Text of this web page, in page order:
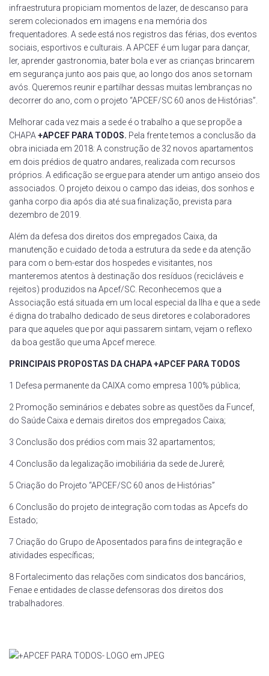
infraestrutura propiciam momentos de lazer, de descanso para
serem colecionados em imagens e na memória dos
frequentadores. A sede está nos registros das férias, dos eventos
sociais, esportivos e culturais. A APCEF é um lugar para dançar,
ler, aprender gastronomia, bater bola e ver as crianças brincarem
em segurança junto aos pais que, ao longo dos anos se tornam
avós. Queremos reunir e partilhar dessas muitas lembranças no
decorrer do ano, com o projeto “APCEF/SC 60 anos de Histórias”.
Melhorar cada vez mais a sede é o trabalho a que se propõe a
CHAPA +APCEF PARA TODOS. Pela frente temos a conclusão da
obra iniciada em 2018: A construção de 32 novos apartamentos
em dois prédios de quatro andares, realizada com recursos
próprios. A edificação se ergue para atender um antigo anseio dos
associados. O projeto deixou o campo das ideias, dos sonhos e
ganha corpo dia após dia até sua finalização, prevista para
dezembro de 2019.
Além da defesa dos direitos dos empregados Caixa, da
manutenção e cuidado de toda a estrutura da sede e da atenção
para com o bem-estar dos hospedes e visitantes, nos
manteremos atentos à destinação dos resíduos (recicláveis e
rejeitos) produzidos na Apcef/SC. Reconhecemos que a
Associação está situada em um local especial da Ilha e que a sede
é digna do trabalho dedicado de seus diretores e colaboradores
para que aqueles que por aqui passarem sintam, vejam o reflexo
da boa gestão que uma Apcef merece.
PRINCIPAIS PROPOSTAS DA CHAPA +APCEF PARA TODOS
1 Defesa permanente da CAIXA como empresa 100% pública;
2 Promoção seminários e debates sobre as questões da Funcef,
do Saúde Caixa e demais direitos dos empregados Caixa;
3 Conclusão dos prédios com mais 32 apartamentos;
4 Conclusão da legalização imobiliária da sede de Jurerê;
5 Criação do Projeto “APCEF/SC 60 anos de Histórias”
6 Conclusão do projeto de integração com todas as Apcefs do
Estado;
7 Criação do Grupo de Aposentados para fins de integração e
atividades específicas;
8 Fortalecimento das relações com sindicatos dos bancários,
Fenae e entidades de classe defensoras dos direitos dos
trabalhadores.